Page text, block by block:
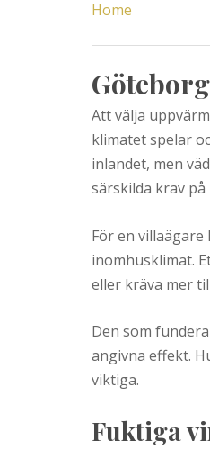
Home
Posts
Att välja
klimatet spelar
inlandet, men
särskilda krav
För en
inomhusklimat.
eller kräva mer
Den som
angivna effekt.
viktiga.
Fuktiga